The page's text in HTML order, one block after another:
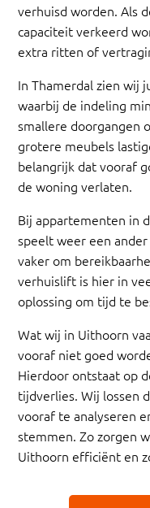
verhuisd worden. Als
capaciteit verkeerd
extra ritten of
In Thamerdal zien wij
waarbij de indeling
smallere doorgangen
grotere meubels
belangrijk dat vooraf
de woning verlaten.
Bij appartementen in
speelt weer een
vaker om
verhuislift is hier in
oplossing om tijd te
Wat wij in Uithoorn
vooraf niet goed
Hierdoor ontstaat op
tijdverlies. Wij lossen
vooraf te analyseren
stemmen. Zo zorgen
Uithoorn efficiënt en